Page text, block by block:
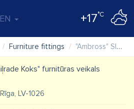
EN +17°C
Furniture fittings "Ambross" SIA veikals
Koks" furnitūras veikals
LV-1026